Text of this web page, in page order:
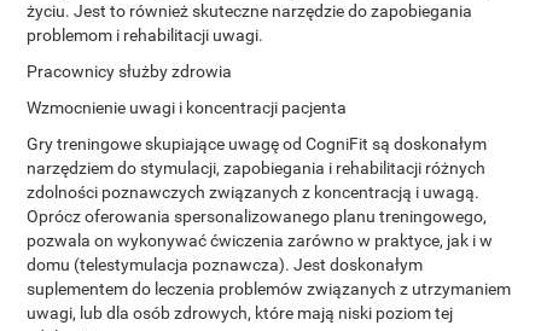
życiu. Jest to również skuteczne narzędzie do zapobiegania
problemom i rehabilitacji uwagi.
Pracownicy służby zdrowia
Wzmocnienie uwagi i koncentracji pacjenta
Gry treningowe skupiające uwagę od CogniFit są doskonałym
narzędziem do stymulacji, zapobiegania i rehabilitacji różnych
zdolności poznawczych związanych z koncentracją i uwagą.
Oprócz oferowania spersonalizowanego planu treningowego,
pozwala on wykonywać ćwiczenia zarówno w praktyce, jak i w
domu (telestymulacja poznawcza). Jest doskonałym
suplementem do leczenia problemów związanych z utrzymaniem
uwagi, lub dla osób zdrowych, które mają niski poziom tej